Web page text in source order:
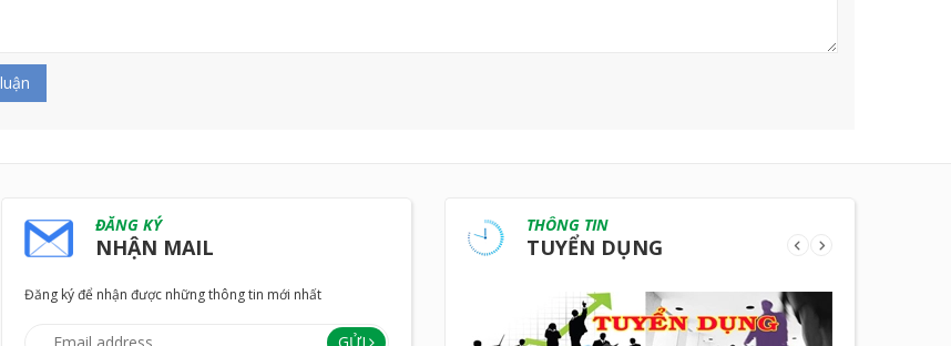
ĐĂNG KÝ
NHẬN MAIL
Đăng ký để nhận được những thông tin mới nhất
THÔNG TIN
TUYỂN DỤNG